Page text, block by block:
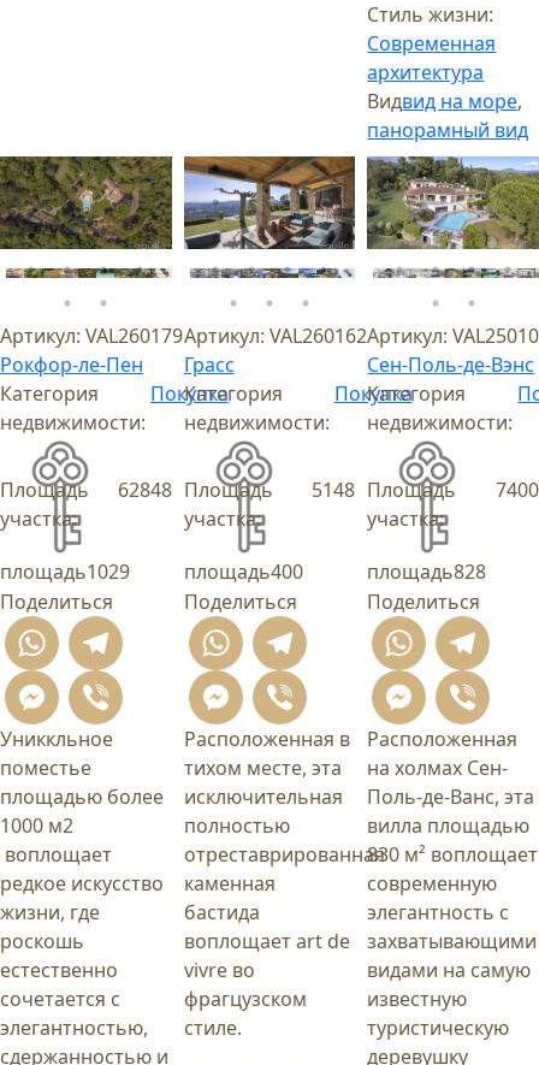
Стиль жизни:
Современная
архитектура
Видвид на море,
панорамный вид
Артикул: VAL260179
Рокфор-ле-Пен
Категория
недвижимости:
Покупка
площадь1029
Площадь
участка:
62848
Поделиться
WhatsApp
Telegram
Messenger
Viber
Униккльное
поместье
площадью более
1000 м2
воплощает
редкое искусство
жизни, где
роскошь
естественно
сочетается с
элегантностью,
сдержанностью и
Артикул: VAL260162
Грасс
Категория
недвижимости:
Покупка
площадь400
Площадь
участка:
5148
Поделиться
WhatsApp
Telegram
Messenger
Viber
Расположенная в
тихом месте, эта
исключительная
полностью
отреставрированная
каменная
бастида
воплощает art de
vivre во
фрагцузском
стиле.
Артикул:
Сен-Поль-де-Вэнс
Категория
недвижимости:
площадь828
Площадь
участка:
7400
Поделиться
Расположенная
на холмах Сен-
Поль-де-Ванс, эта
вилла площадью
830 м² воплощает
современную
элегантность с
захватывающими
видами на самую
известную
туристическую
деревушку